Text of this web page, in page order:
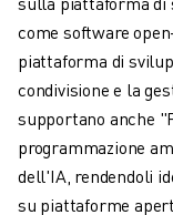
ROBOT PER LA
ROBOT SCARA
CENTRI DI
TROVA ROBODRILL
CENTRI DI
HARDWARE ROBODRILL
MANUTENZIONE
come software
piattaforma di
condivisione e la
supportano anche
programmazione
dell'IA, rendendoli
su piattaforme